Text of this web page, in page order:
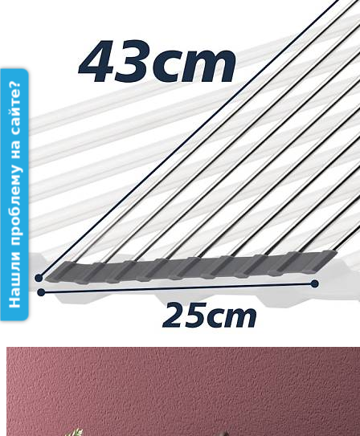
Нашли проблему на сайте?